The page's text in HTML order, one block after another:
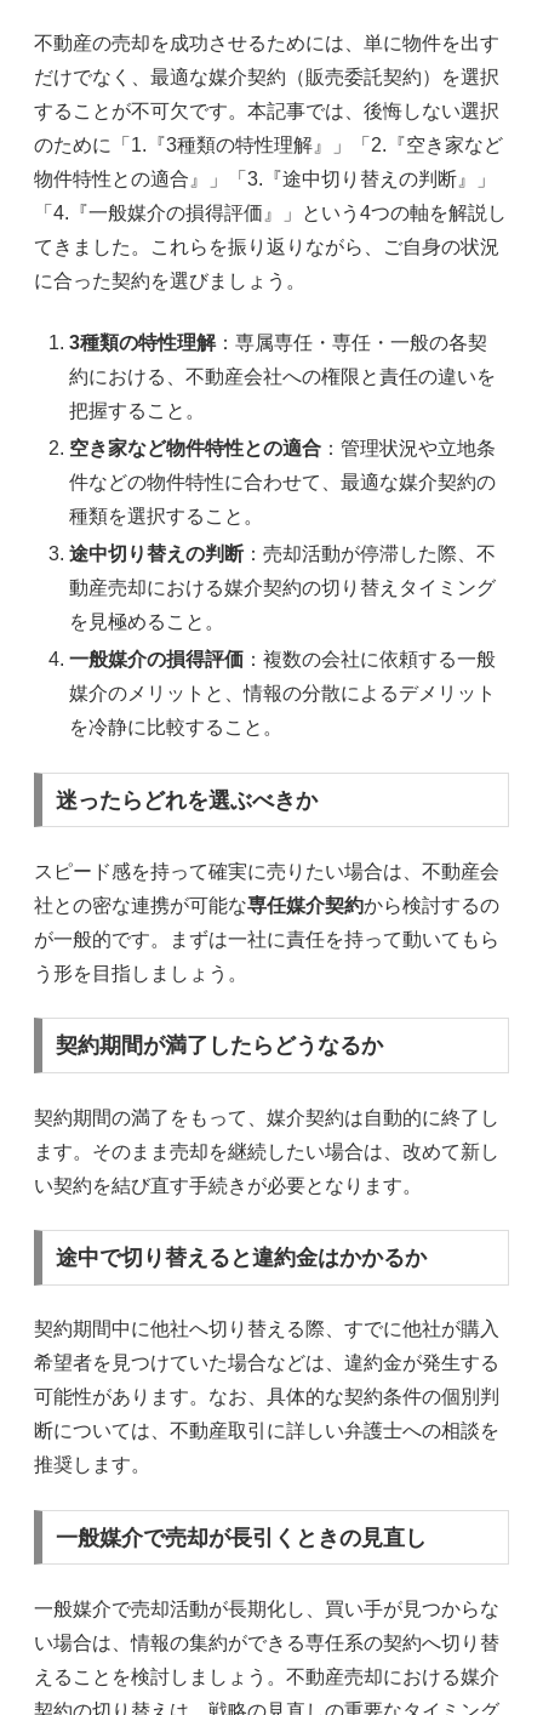
不動産の売却を成功させるためには、単に物件を出す
だけでなく、最適な媒介契約（販売委託契約）を選択
することが不可欠です。本記事では、後悔しない選択
のために「1.『3種類の特性理解』」「2.『空き家など
物件特性との適合』」「3.『途中切り替えの判断』」
「4.『一般媒介の損得評価』」という4つの軸を解説し
てきました。これらを振り返りながら、ご自身の状況
に合った契約を選びましょう。
3種類の特性理解：専属専任・専任・一般の各契
約における、不動産会社への権限と責任の違いを
把握すること。
空き家など物件特性との適合 ：管理状況や立地条
件などの物件特性に合わせて、最適な媒介契約の
種類を選択すること。
途中切り替えの判断 ：売却活動が停滞した際、不
動産売却における媒介契約の切り替えタイミング
を見極めること。
一般媒介の損得評価 ：複数の会社に依頼する一般
媒介のメリットと、情報の分散によるデメリット
を冷静に比較すること。
迷ったらどれを選ぶべきか
スピード感を持って確実に売りたい場合は、不動産会
社との密な連携が可能な専任媒介契約から検討するの
が一般的です。まずは一社に責任を持って動いてもら
う形を目指しましょう。
契約期間が満了したらどうなるか
契約期間の満了をもって、媒介契約は自動的に終了し
ます。そのまま売却を継続したい場合は、改めて新し
い契約を結び直す手続きが必要となります。
途中で切り替えると違約金はかかるか
契約期間中に他社へ切り替える際、すでに他社が購入
希望者を見つけていた場合などは、違約金が発生する
可能性があります。なお、具体的な契約条件の個別判
断については、不動産取引に詳しい弁護士への相談を
推奨します。
一般媒介で売却が長引くときの見直し
一般媒介で売却活動が長期化し、買い手が見つからな
い場合は、情報の集約ができる専任系の契約へ切り替
えることを検討しましょう。不動産売却における媒介
契約の切り替えは、戦略の見直しの重要なタイミング